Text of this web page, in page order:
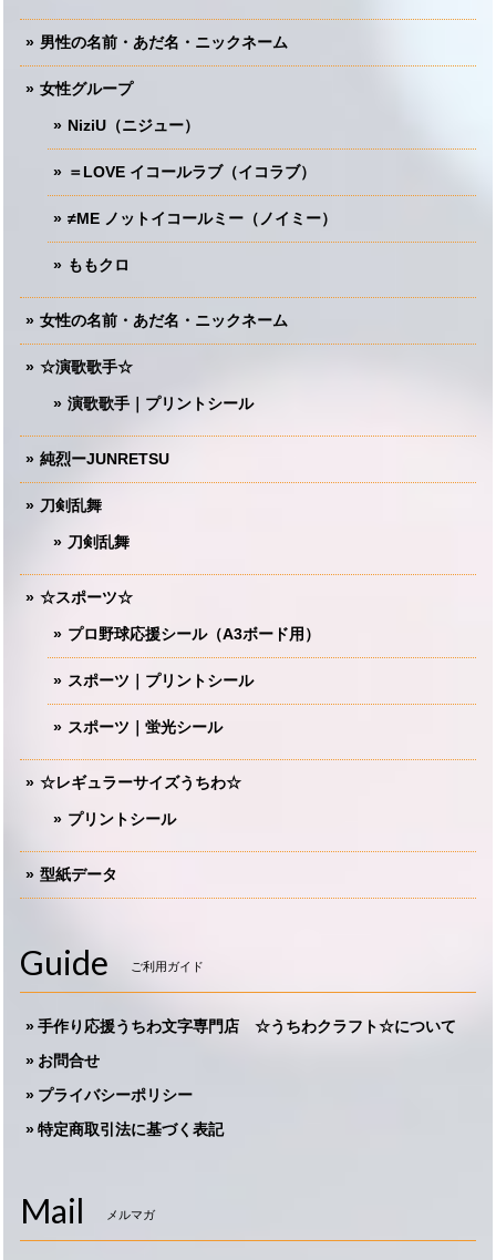
男性の名前・あだ名・ニックネーム
女性グループ
NiziU（ニジュー）
＝LOVE イコールラブ（イコラブ）
≠ME ノットイコールミー（ノイミー）
ももクロ
女性の名前・あだ名・ニックネーム
☆演歌歌手☆
演歌歌手｜プリントシール
純烈ーJUNRETSU
刀剣乱舞
刀剣乱舞
☆スポーツ☆
プロ野球応援シール（A3ボード用）
スポーツ｜プリントシール
スポーツ｜蛍光シール
☆レギュラーサイズうちわ☆
プリントシール
型紙データ
Guide ご利用ガイド
手作り応援うちわ文字専門店 ☆うちわクラフト☆について
お問合せ
プライバシーポリシー
特定商取引法に基づく表記
Mail メルマガ